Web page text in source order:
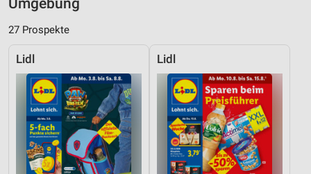
Umgebung
27 Prospekte
Lidl Lidl